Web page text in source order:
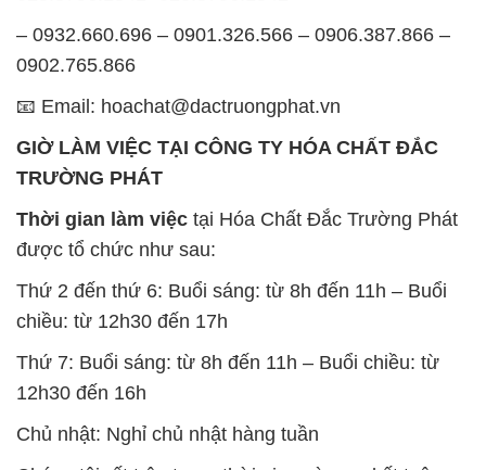
TRƯỜNG PHÁT
được tổ chức như sau:
Thứ 2 đến thứ 6: Buổi sáng: từ 8h đến 11h – Buổi
chiều: từ 12h30 đến 17h
Thứ 7: Buổi sáng: từ 8h đến 11h – Buổi chiều: từ
12h30 đến 16h
Chủ nhật: Nghỉ chủ nhật hàng tuần
thủ giờ làm việc để đảm bảo sự hỗ trợ tốt nhất cho
khách hàng và đảm bảo hiệu suất công việc cao
nhất của nhân viên.